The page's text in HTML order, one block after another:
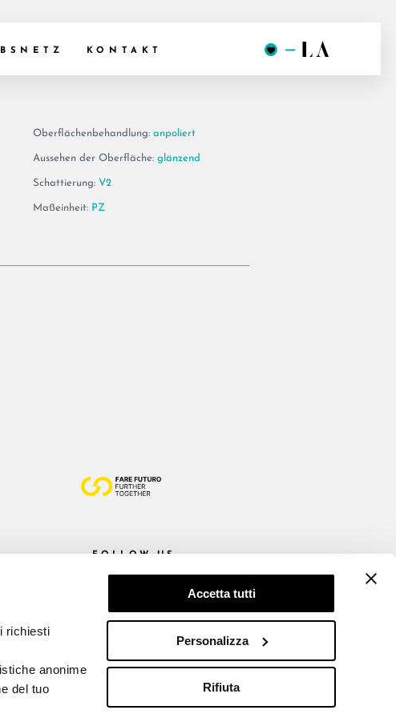
richiesti
anonime
del tuo
Accetta tutti
Personalizza
Rifiuta
KONTAKT
Oberflächenbehandlung: anpoliert
Aussehen der Oberfläche: glänzend
Schattierung: V2
Maßeinheit: PZ
FOLLOW US